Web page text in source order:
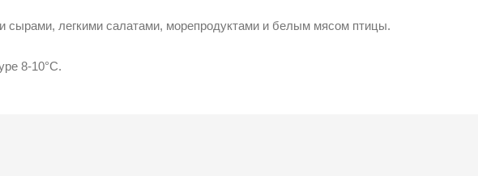
сырами, легкими салатами, морепродуктами и белым мясом птицы.
8-10°С.